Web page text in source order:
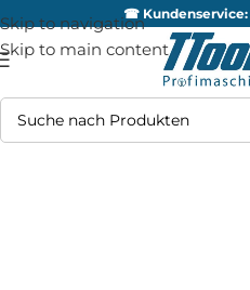
Skip to navigation
Skip to main content
☎ Kundenservice: